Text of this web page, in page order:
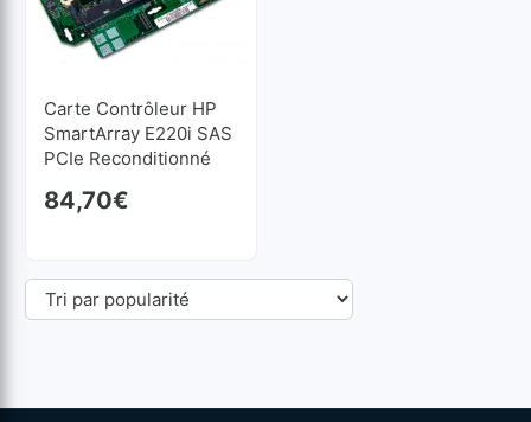
Carte Contrôleur HP
SmartArray E220i SAS
PCIe Reconditionné
84,70€